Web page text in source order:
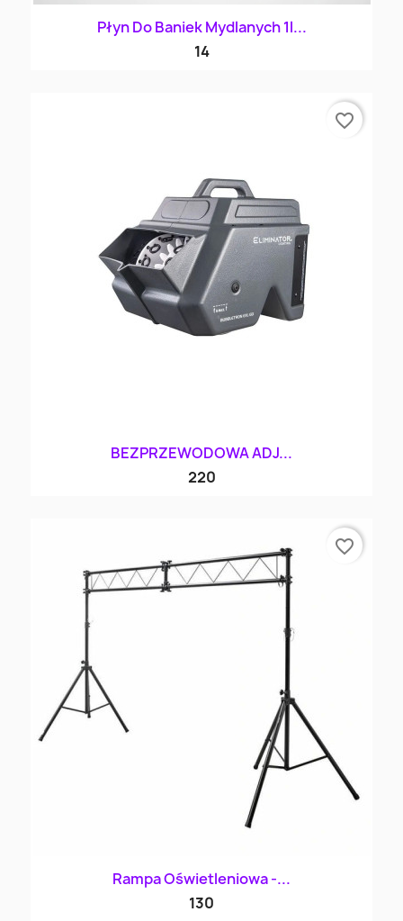
Płyn Do Baniek Mydlanych 1l...
14
BEZPRZEWODOWA ADJ...
220
favorite_border
Rampa Oświetleniowa -...
130
favorite_border